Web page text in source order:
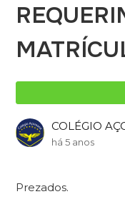
COLÉGIO
há 5 anos
Prezados.